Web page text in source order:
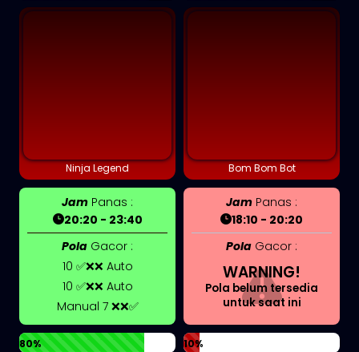
Ninja Legend
Jam Panas :
20:20 - 23:40
Pola Gacor :
10 ✅❌❌ Auto
10 ✅❌❌ Auto
Manual 7 ❌❌✅
80%
Bom Bom Bot
Jam Panas :
18:10 - 20:20
Pola Gacor :
WARNING!
Pola belum tersedia
untuk saat ini
10%